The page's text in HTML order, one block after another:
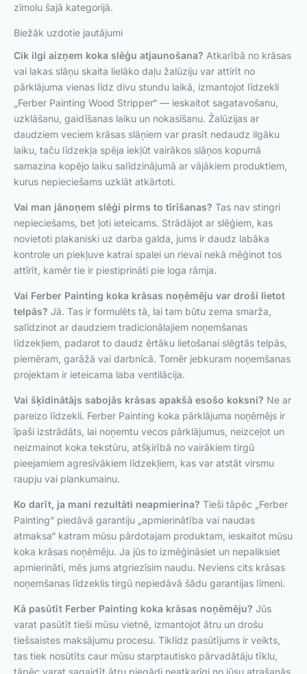
zīmolu šajā kategorijā.
Biežāk uzdotie jautājumi
Cik ilgi aizņem koka slēģu atjaunošana? Atkarībā no krāsas
vai lakas slāņu skaita lielāko daļu žalūziju var attīrīt no
pārklājuma vienas līdz divu stundu laikā, izmantojot līdzekli
„Ferber Painting Wood Stripper“ — ieskaitot sagatavošanu,
uzklāšanu, gaidīšanas laiku un nokasīšanu. Žalūzijas ar
daudziem veciem krāsas slāņiem var prasīt nedaudz ilgāku
laiku, taču līdzekļa spēja iekļūt vairākos slāņos kopumā
samazina kopējo laiku salīdzinājumā ar vājākiem produktiem,
kurus nepieciešams uzklāt atkārtoti.
Vai man jānoņem slēģi pirms to tīrīšanas? Tas nav stingri
nepieciešams, bet ļoti ieteicams. Strādājot ar slēģiem, kas
novietoti plakaniski uz darba galda, jums ir daudz labāka
kontrole un piekļuve katrai spalei un rievai nekā mēģinot tos
attīrīt, kamēr tie ir piestiprināti pie loga rāmja.
Vai Ferber Painting koka krāsas noņēmēju var droši lietot
telpās? Jā. Tas ir formulēts tā, lai tam būtu zema smarža,
salīdzinot ar daudziem tradicionālajiem noņemšanas
līdzekļiem, padarot to daudz ērtāku lietošanai slēgtās telpās,
piemēram, garāžā vai darbnīcā. Tomēr jebkuram noņemšanas
projektam ir ieteicama laba ventilācija.
Vai šķīdinātājs sabojās krāsas apakšā esošo koksni? Ne ar
pareizo līdzekli. Ferber Painting koka pārklājuma noņēmējs ir
īpaši izstrādāts, lai noņemtu vecos pārklājumus, neizceļot un
neizmainot koka tekstūru, atšķirībā no vairākiem tirgū
pieejamiem agresīvākiem līdzekļiem, kas var atstāt virsmu
raupju vai plankumainu.
Ko darīt, ja mani rezultāti neapmierina? Tieši tāpēc „Ferber
Painting“ piedāvā garantiju „apmierinātība vai naudas
atmaksa“ katram mūsu pārdotajam produktam, ieskaitot mūsu
koka krāsas noņēmēju. Ja jūs to izmēģināsiet un nepaliksiet
apmierināti, mēs jums atgriezīsim naudu. Neviens cits krāsas
noņemšanas līdzeklis tirgū nepiedāvā šādu garantijas līmeni.
Kā pasūtīt Ferber Painting koka krāsas noņēmēju? Jūs
varat pasūtīt tieši mūsu vietnē, izmantojot ātru un drošu
tiešsaistes maksājumu procesu. Tiklīdz pasūtījums ir veikts,
tas tiek nosūtīts caur mūsu starptautisko pārvadātāju tīklu,
tāpēc varat sagaidīt ātru piegādi neatkarīgi no jūsu atrašanās